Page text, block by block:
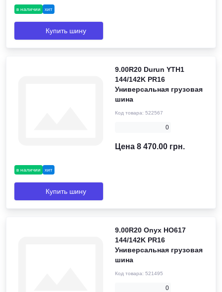
в наличии хит
Купить шину
в наличии хит
9.00R20 Durun YTH1
144/142K PR16
Универсальная грузовая
шина
Код товара: 522567
0
Цена 8 470.00 грн.
Купить шину
9.00R20 Onyx HO617
144/142K PR16
Универсальная грузовая
шина
Код товара: 521495
0